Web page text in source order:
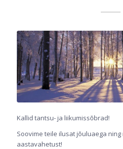
Kallid tantsu- ja liikumissõbrad!
Soovime teile ilusat jõuluaega
aastavahetust!